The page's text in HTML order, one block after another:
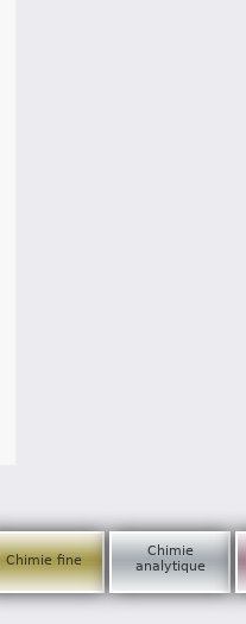
Chimie fine
Chimie
analytique